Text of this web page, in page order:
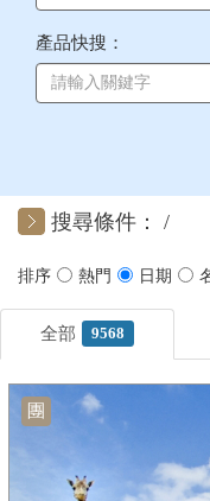
美加紐澳
客製化行程
產品快搜：
搜尋條件：
9568
團